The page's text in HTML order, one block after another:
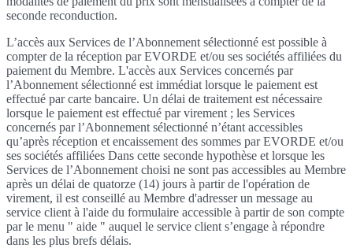
seconde reconduction.
L’accès aux Services de l’Abonnement sélectionné est possible à
compter de la réception par EVORDE et/ou ses sociétés affiliées du
paiement du Membre. L'accès aux Services concernés par
l’Abonnement sélectionné est immédiat lorsque le paiement est
effectué par carte bancaire. Un délai de traitement est nécessaire
lorsque le paiement est effectué par virement ; les Services
concernés par l’Abonnement sélectionné n’étant accessibles
qu’après réception et encaissement des sommes par EVORDE et/ou
ses sociétés affiliées Dans cette seconde hypothèse et lorsque les
Services de l’Abonnement choisi ne sont pas accessibles au Membre
après un délai de quatorze (14) jours à partir de l'opération de
virement, il est conseillé au Membre d'adresser un message au
service client à l'aide du formulaire accessible à partir de son compte
par le menu " aide " auquel le service client s’engage à répondre
dans les plus brefs délais.